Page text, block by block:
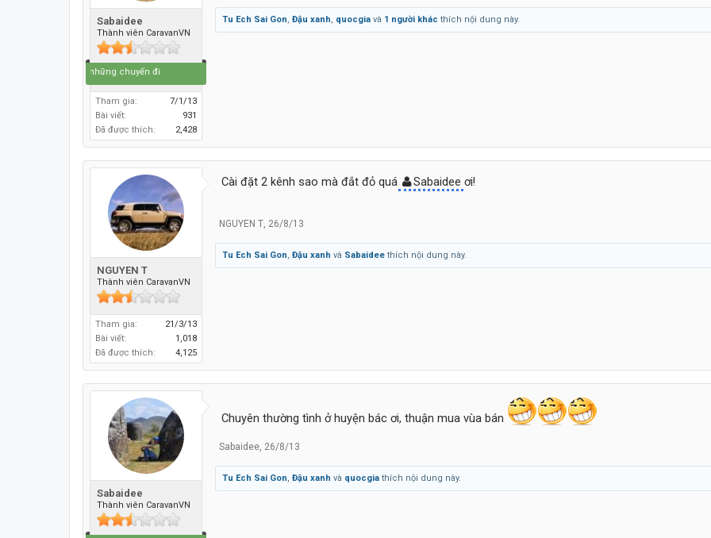
Sabaidee
Thành viên CaravanVN
Cuộc đời là những chuyến đi
Tham gia:
7/1/13
Bài viết:
931
Đã được thích:
2,428
Tu Ech Sai Gon, Đậu xanh, quocgia và 1 người khác thích nội dung này.
NGUYEN T
Thành viên CaravanVN
Tham gia:
21/3/13
Bài viết:
1,018
Đã được thích:
4,125
Cài đặt 2 kênh sao mà đắt đỏ quá Sabaidee ơi!
NGUYEN T, 26/8/13
Tu Ech Sai Gon, Đậu xanh và Sabaidee thích nội dung này.
Sabaidee
Thành viên CaravanVN
Chuyên thường tình ở huyện bác ơi, thuận mua vùa bán
Sabaidee, 26/8/13
Tu Ech Sai Gon, Đậu xanh và quocgia thích nội dung này.